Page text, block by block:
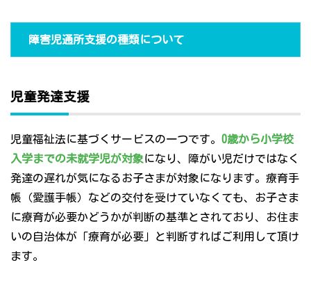
障害児通所支援の種類について
児童発達支援
児童福祉法に基づくサービスの一つです。 0歳から小学校
入学までの未就学児が対象になり、障がい児だけではなく
発達の遅れが気になるお子さまが対象になります。療育手
帳（愛護手帳）などの交付を受けていなくても、お子さま
に療育が必要かどうかが判断の基準とされており、お住ま
いの自治体が「療育が必要」と判断すればご利用して頂け
ます。